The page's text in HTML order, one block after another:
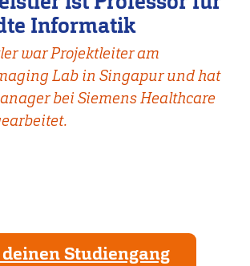
Informatik
war Projektleiter am
Lab in Singapur und hat
bei Siemens Healthcare
Studiengang